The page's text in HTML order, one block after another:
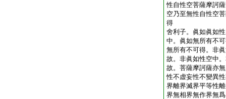
性自性空菩薩摩訶
空乃至無性自性空
得
舍利子。眞如眞如
中。眞如無所有不
無所有不可得。非
故。非眞如性空中
故。菩薩摩訶薩亦
性不虚妄性不變異
界離界滅界平等性
界無相界無作界無